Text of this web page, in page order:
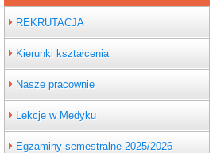
REKRUTACJA
Kierunki kształcenia
Nasze pracownie
Lekcje w Medyku
Egzaminy semestralne 2025/2026